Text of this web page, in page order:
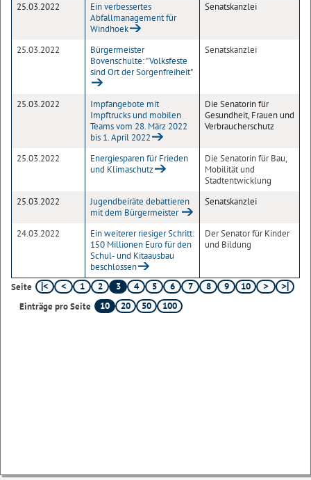
25.03.2022
Ein verbessertes
Abfallmanagement für
Windhoek
Senatskanzlei
25.03.2022
Bürgermeister
Bovenschulte: "Volksfeste
sind Ort der Sorgenfreiheit"
Senatskanzlei
25.03.2022
Impfangebote mit
Impftrucks und mobilen
Teams vom 28. März 2022
bis 1. April 2022
Die Senatorin für
Gesundheit, Frauen und
Verbraucherschutz
25.03.2022
Energiesparen für Frieden
und Klimaschutz
Die Senatorin für Bau,
Mobilität und
Stadtentwicklung
25.03.2022
Jugendbeiräte debattieren
mit dem Bürgermeister
Senatskanzlei
24.03.2022
Ein weiterer riesiger Schritt:
150 Millionen Euro für den
Schul- und Kitaausbau
beschlossen
Der Senator für Kinder
und Bildung
Seite 1 2 3 4 5 6 7 8 9
10
Einträge pro Seite
10 20 50 100